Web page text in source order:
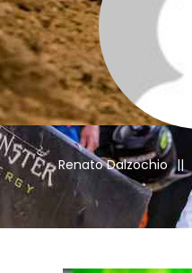
Renato Dalzochio ||